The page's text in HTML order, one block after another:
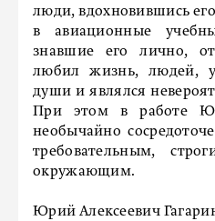
люди, вдохновившись
в авиационные
знавшие его лично,
любил жизнь, людей,
души и являлся
При этом в работе
необычайно
требовательным,
окружающим.
Юрий Алексеевич